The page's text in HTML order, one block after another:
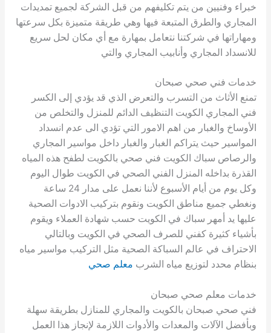
خبراء وفنيين من يتم تكليفهم من قبل الشركة لجميع تمديدات
المجاري والطرق المتبعة فيها وهي طريقة متميزة بكل سرعتها
ومهاراتها في شركتنا نتعامل بمهارة مع أي مكان لحل سريع
للانسداد المجاري وأنابيب المجاري والتي
خدمات فني صحي صبحان
تمنع الأثاث من التسرب والتعرض الذي قد يؤدي إلى الكسر
فني المجاري الكويت التنظيف الدائم للمنزل والتخلص من
الأوساخ والغبار من اهم الامور التي تؤدي الى عدم انسداد
المواسير حيث يتراكم الغبار والغبار داخل مواسير المجاري
والرصاص سباك الكويت فني صحي بالكويت لطفح هذه المياه
القذرة بداخله المنزل الفني الصحي في الكويت طوال اليوم
وكل يوم من أيام الأسبوع لأننا نعمل على مدار 24 ساعة
ونغطي جميع مناطق الكويت ونقوم بتركيب الادوات الصحية
عليها يد أمهر سباك في الكويت حسب شهادة العملاء ويقوم
بأشياء كثيرة كفني للصرف الصحي في الكويت وبالتالي
الاحتراف في عالم السباكة الصحية مثل التركيب مواسير مياه
بنظام محدد لتوزيع مياه الشرب معلم صحي
خدمات معلم صحي صبحان
فني صحي صبحان بالكويت والمجاري للمنازل بطريقة سهلة
وبأفضل الآلات والمعدات والأدوات اللازمة لإنجاز هذا العمل